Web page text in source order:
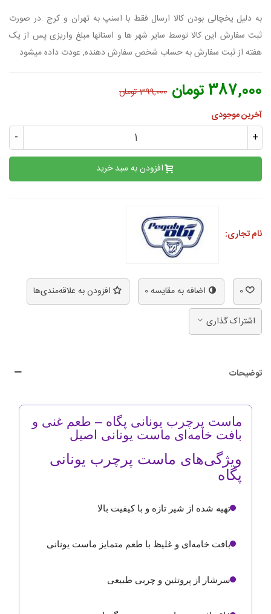
به دلیل یخچالی بودن کالا ارسال فقط با اسنپ به تهران و کرج .در صورت
ثبت سفارش این کالا توسط سایر شهر ها و استانها مبلغ واریزی پس از یک
هفته از ثبت سفارش به حساب شخص سفارش دهنده, عودت داده میشود
387,000 تومان
399,000 تومان
آخرین موجودی
- +
افزودن به سبد خرید
نام تجاری:
0 اضافه به مقایسه0 افزودن به علاقه‌مندی‌ها
اشتراک گذاری
توضیحات
ماست پرچرب یونانی پگاه – طعم غنی و
بافت خامه‌ای ماست یونانی اصیل
ویژگی‌های ماست پرچرب یونانی
پگاه
تهیه شده از شیر تازه و با کیفیت بالا
بافت خامه‌ای و غلیظ با طعم متمایز ماست یونانی
سرشار از پروتئین و چربی طبیعی